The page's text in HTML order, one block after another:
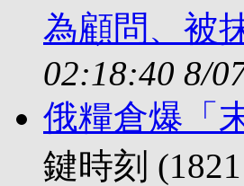
為顧問、被
02:18:40 8/
俄糧倉爆「
鍵時刻